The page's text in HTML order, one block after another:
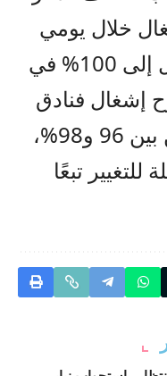
خلال يومي
الخميس والجمعة قد تصل إلى 100% في
إشغال فنادق
النجمة الواحدة والنجمتين بين 96 و98%،
للتغيير تبعًا